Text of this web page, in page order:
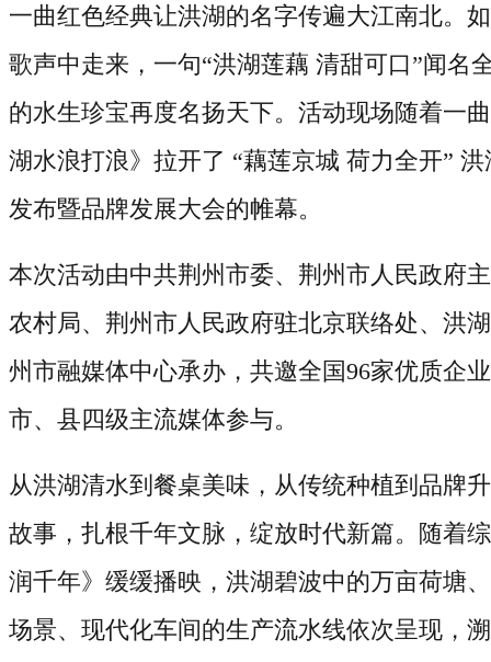
一曲红色经典让洪湖的名字传遍大江南北。
歌声中走来，一句“洪湖莲藕 清甜可口”闻名
的水生珍宝再度名扬天下。活动现场随着一
湖水浪打浪》拉开了 “藕莲京城 荷力全开”
发布暨品牌发展大会的帷幕。
本次活动由中共荆州市委、荆州市人民政府
农村局、荆州市人民政府驻北京联络处、洪
州市融媒体中心承办，共邀全国96家优质企
市、县四级主流媒体参与。
从洪湖清水到餐桌美味，从传统种植到品牌
故事，扎根千年文脉，绽放时代新篇。随着
润千年》缓缓播映，洪湖碧波中的万亩荷塘
场景、现代化车间的生产流水线依次呈现，